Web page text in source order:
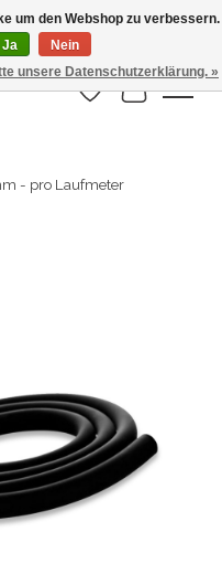
Wunschzettel
Ihr
- pro Laufmeter
um den Webshop zu verbessern.
Ja
Nein
unsere Datenschutzerklärung. »